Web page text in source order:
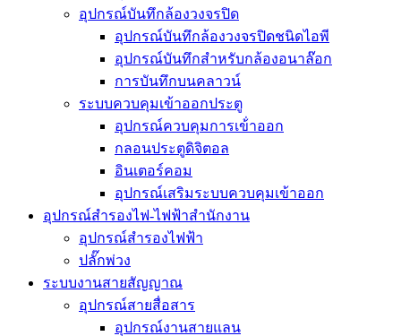
อุปกรณ์บันทึกล้องวงจรปิด
อุปกรณ์บันทึกล้องวงจรปิดชนิดไอพี
อุปกรณ์บันทึกสำหรับกล้องอนาล๊อก
การบันทึกบนคลาวน์
ระบบควบคุมเข้าออกประตู
อุปกรณ์ควบคุมการเข้่าออก
กลอนประตูดิจิตอล
อินเตอร์คอม
อุปกรณ์เสริมระบบควบคุมเข้าออก
อุปกรณ์สำรองไฟ-ไฟฟ้าสำนักงาน
อุปกรณ์สำรองไฟฟ้า
ปลั๊กพ่วง
ระบบงานสายสัญญาณ
อุปกรณ์สายสื่อสาร
อุปกรณ์งานสายแลน